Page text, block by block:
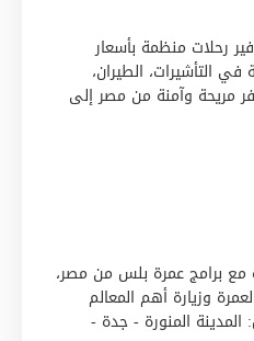
رحلات منظمة بأسعار
التأشيرات، الطيران،
مريحة وآمنة من مصر إلى
مع برامج عمرة بلس من مصر،
وزيارة أهم المعالم
المنورة - جدة -